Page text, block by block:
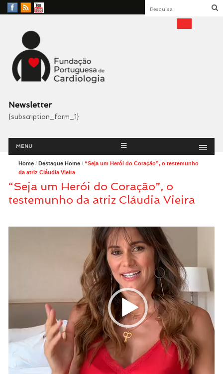
Facebook
RSS
YouTube
Fundação Portuguesa
Cardiologia
Newsletter
{subscription_form_1}
Menu
MENU
Home/ Destaque Home/ “Seja um Herói do Coração”, o testemunho
da atriz Cláudia Vieira
“Seja um Herói do Coração”, o
testemunho da atriz Cláudia Vieira